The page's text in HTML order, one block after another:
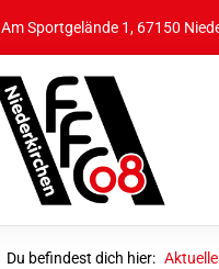
Am Sportgelände 1, 67150
Du befindest dich hier: